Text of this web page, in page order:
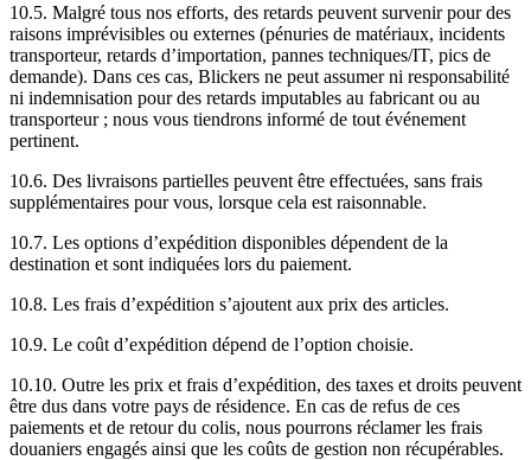
10.5. Malgré tous nos efforts, des retards peuvent survenir pour des
raisons imprévisibles ou externes (pénuries de matériaux, incidents
transporteur, retards d’importation, pannes techniques/IT, pics de
demande). Dans ces cas, Blickers ne peut assumer ni responsabilité
ni indemnisation pour des retards imputables au fabricant ou au
transporteur ; nous vous tiendrons informé de tout événement
pertinent.
10.6. Des livraisons partielles peuvent être effectuées, sans frais
supplémentaires pour vous, lorsque cela est raisonnable.
10.7. Les options d’expédition disponibles dépendent de la
destination et sont indiquées lors du paiement.
10.8. Les frais d’expédition s’ajoutent aux prix des articles.
10.9. Le coût d’expédition dépend de l’option choisie.
10.10. Outre les prix et frais d’expédition, des taxes et droits peuvent
être dus dans votre pays de résidence. En cas de refus de ces
paiements et de retour du colis, nous pourrons réclamer les frais
douaniers engagés ainsi que les coûts de gestion non récupérables.